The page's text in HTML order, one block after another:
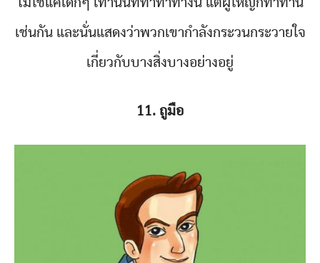
ไม่ใช่แค่เด็กๆ เท่านั้นที่ทำท่าทางนี้ แต่ผู้ใหญ่ก็ทำท่านี้
เช่นกัน และนั่นแสดงว่าพวกเขากำลังกระวนกระวายใจ
เกี่ยวกับบางสิ่งบางอย่างอยู่
11. ถูมือ